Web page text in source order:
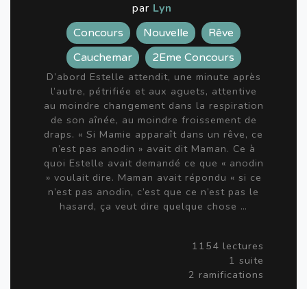
par Lyn
Concours Nouvelle
Rêve
Cauchemar
2Eme Concours
D’abord Estelle attendit, une minute après
l’autre, pétrifiée et aux aguets, attentive
au moindre changement dans la respiration
de son aînée, au moindre froissement de
draps. « Si Mamie apparaît dans un rêve, ce
n’est pas anodin » avait dit Maman. Ce à
quoi Estelle avait demandé ce que « anodin
» voulait dire. Maman avait répondu « si ce
n’est pas anodin, c’est que ce n’est pas le
hasard, ça veut dire quelque chose …
1154 lectures
1 suite
2 ramifications